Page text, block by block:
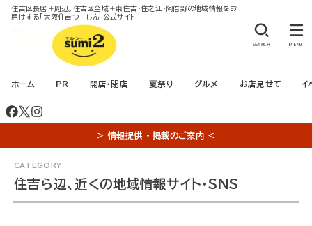
住吉区長居＋周辺。住吉区全域＋東住吉・住之江・阿倍野の地域情報をお
届けする「大阪住吉つーしん」公式サイト
ホーム PR 開店・閉店 夏祭り グルメ お店見せて イ
SEARCH MENU
＞ 情報提供 ・ 掲載のご案内 ＜
住吉ら辺、近くの地域情報サイト・SNS